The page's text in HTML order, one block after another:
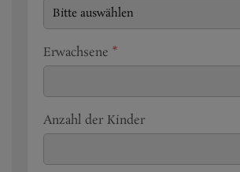
Erwachsene *
Anzahl der Kinder